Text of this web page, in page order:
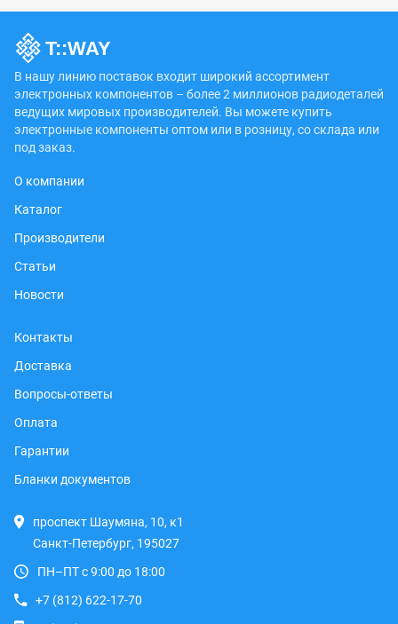
В нашу линию поставок входит широкий ассортимент
электронных компонентов – более 2 миллионов радиодеталей
ведущих мировых производителей. Вы можете купить
электронные компоненты оптом или в розницу, со склада или
под заказ.
О компании
Каталог
Производители
Статьи
Новости
Контакты
Доставка
Вопросы-ответы
Оплата
Гарантии
Бланки документов
проспект Шаумяна, 10, к1
Санкт-Петербург, 195027
ПН–ПТ с 9:00 до 18:00
+7 (812) 622-17-70